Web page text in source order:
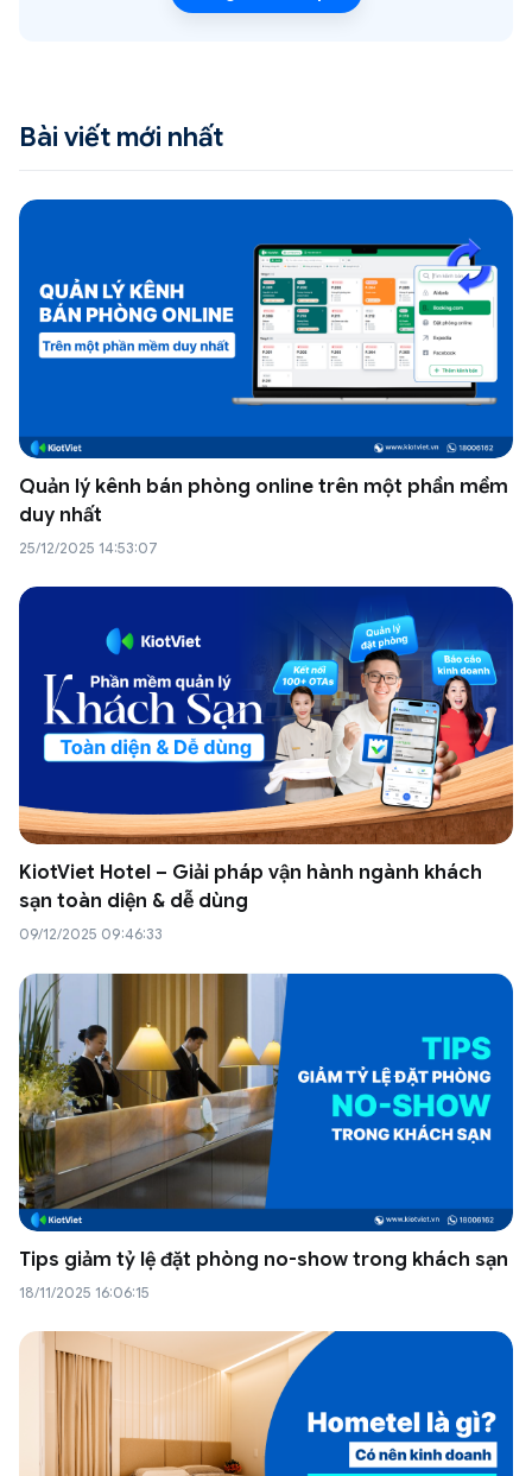
Bài viết mới nhất
Quản lý kênh bán phòng online trên một phần mềm
duy nhất
25/12/2025 14:53:07
KiotViet Hotel – Giải pháp vận hành ngành khách
sạn toàn diện & dễ dùng
09/12/2025 09:46:33
Tips giảm tỷ lệ đặt phòng no-show trong khách sạn
18/11/2025 16:06:15